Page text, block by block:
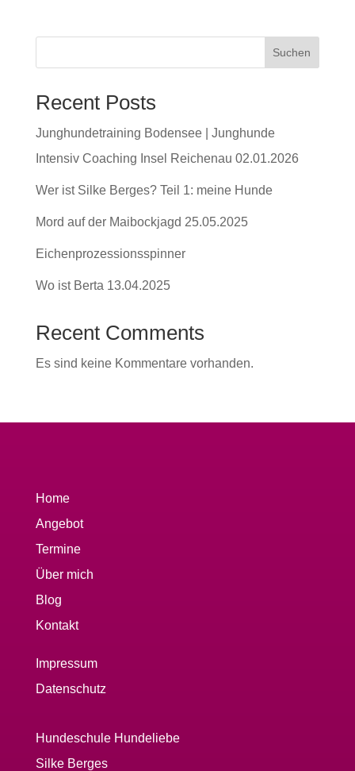
Suchen
Recent Posts
Junghundetraining Bodensee | Junghunde
Intensiv Coaching Insel Reichenau 02.01.2026
Wer ist Silke Berges? Teil 1: meine Hunde
Mord auf der Maibockjagd 25.05.2025
Eichenprozessionsspinner
Wo ist Berta 13.04.2025
Recent Comments
Es sind keine Kommentare vorhanden.
Home
Angebot
Termine
Über mich
Blog
Kontakt
Impressum
Datenschutz
Hundeschule Hundeliebe
Silke Berges